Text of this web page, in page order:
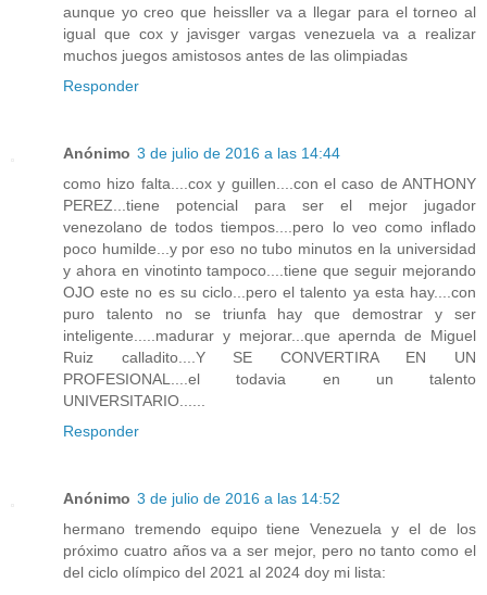
aunque yo creo que heissller va a llegar para el torneo al
igual que cox y javisger vargas venezuela va a realizar
muchos juegos amistosos antes de las olimpiadas
Responder
Anónimo 3 de julio de 2016 a las 14:44
como hizo falta....cox y guillen....con el caso de ANTHONY
PEREZ...tiene potencial para ser el mejor jugador
venezolano de todos tiempos....pero lo veo como inflado
poco humilde...y por eso no tubo minutos en la universidad
y ahora en vinotinto tampoco....tiene que seguir mejorando
OJO este no es su ciclo...pero el talento ya esta hay....con
puro talento no se triunfa hay que demostrar y ser
inteligente.....madurar y mejorar...que apernda de Miguel
Ruiz calladito....Y SE CONVERTIRA EN UN
PROFESIONAL....el todavia en un talento
UNIVERSITARIO......
Responder
Anónimo 3 de julio de 2016 a las 14:52
hermano tremendo equipo tiene Venezuela y el de los
próximo cuatro años va a ser mejor, pero no tanto como el
del ciclo olímpico del 2021 al 2024 doy mi lista: